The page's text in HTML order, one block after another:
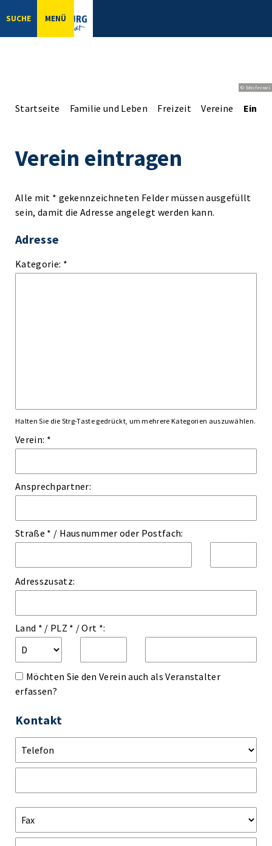
SUCHE MENÜ
© bbsferrari
Startseite Familie und Leben Freizeit Vereine
Verein eintragen
Alle mit * gekennzeichneten Felder müssen ausgefüllt
sein, damit die Adresse angelegt werden kann.
Adresse
Kategorie: *
Halten Sie die Strg-Taste gedrückt, um mehrere Kategorien auszuwählen.
Verein: *
Ansprechpartner:
Straße * / Hausnummer oder Postfach:
Adresszusatz:
Land * / PLZ * /Ort *:
Möchten Sie den Verein auch als Veranstalter
erfassen?
Kontakt